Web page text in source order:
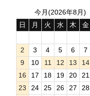
今月(2026年8月)
日
月 火 水 木 金
2
3 4 5 6 7
9
10 11 12 13 14
16
17 18 19 20 21
23
24 25 26 27 28